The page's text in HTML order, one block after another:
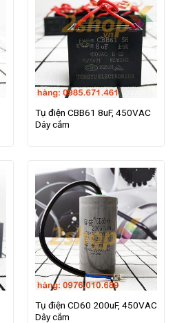
Tụ điện CBB61 8uF, 450VAC
Dây cắm
Tụ điện CD60 200uF, 450VAC
Dây cắm